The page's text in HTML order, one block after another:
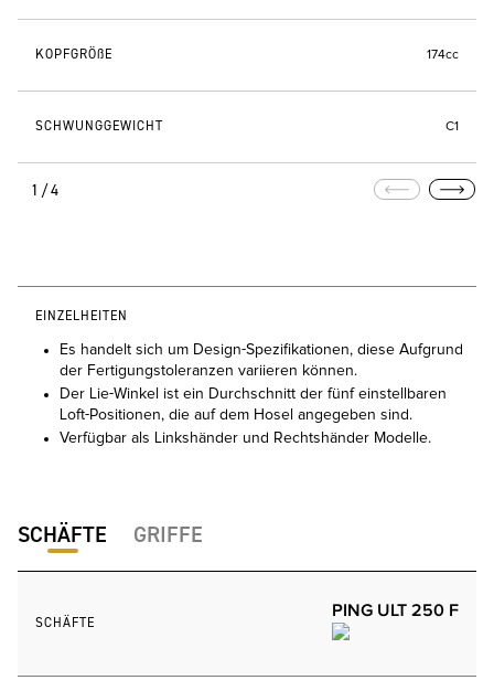
KOPFGRÖßE 174cc
SCHWUNGGEWICHT C1
1/4
EINZELHEITEN
Es handelt sich um Design-Spezifikationen, diese Aufgrund
der Fertigungstoleranzen variieren können.
Der Lie-Winkel ist ein Durchschnitt der fünf einstellbaren
Loft-Positionen, die auf dem Hosel angegeben sind.
Verfügbar als Linkshänder und Rechtshänder Modelle.
SCHÄFTE GRIFFE
SCHÄFTE
PING ULT 250 F